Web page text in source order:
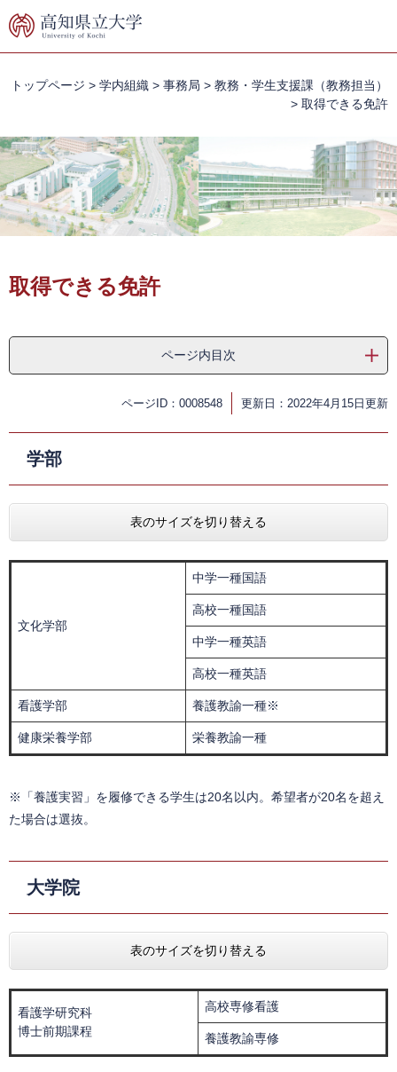
ー
す。
ニ
し
て
本
文
へ
トップページ > 学内組織 > 事務局 > 教務・学生支援課（教務担当）
> 取得できる免許
文取得できる免許
ページ内目次
ページID：0008548 更新日：2022年4月15日更新
学部
表のサイズを切り替える
文化学部
中学一種国語
高校一種国語
中学一種英語
高校一種英語
看護学部 養護教諭一種※
健康栄養学部 栄養教諭一種
※「養護実習」を履修できる学生は20名以内。希望者が20名を超え
た場合は選抜。
大学院
表のサイズを切り替える
看護学研究科
博士前期課程
高校専修看護
養護教諭専修